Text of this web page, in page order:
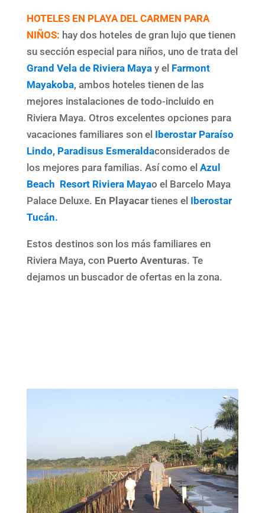
HOTELES EN PLAYA DEL CARMEN PARA
NIÑOS: hay dos hoteles de gran lujo que tienen
su sección especial para niños, uno de trata del
Grand Vela de Riviera Mayay elFarmont
Mayakoba, ambos hoteles tienen de las
mejores instalaciones de todo-incluido en
Riviera Maya. Otros excelentes opciones para
vacaciones familiares son el Iberostar Paraíso
Lindo, Paradisus Esmeraldaconsiderados de
los mejores para familias. Así como el Azul
Beach Resort Riviera Mayao el Barcelo Maya
Palace Deluxe. En Playacartienes el Iberostar
Tucán.
Estos destinos son los más familiares en
Riviera Maya, conPuerto Aventuras. Te
dejamos un buscador de ofertas en la zona.